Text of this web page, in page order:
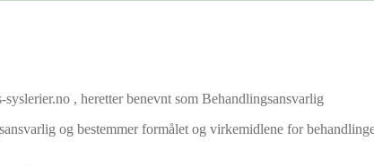
, heretter benevnt som Behandlingsansvarlig
og bestemmer formålet og virkemidlene for